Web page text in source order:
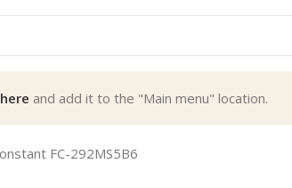
and add it to the "Main menu" location.
FC-292MS5B6